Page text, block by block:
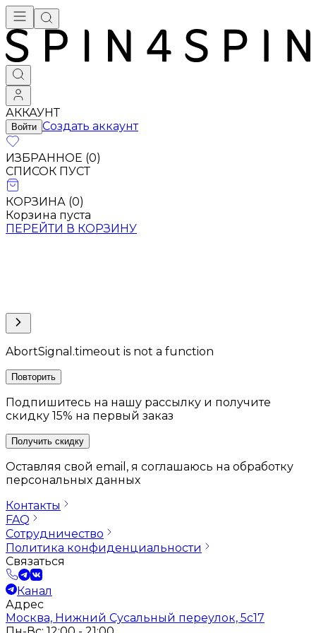
АККАУНТ
Войти Создать аккаунт
ИЗБРАННОЕ (0)
СПИСОК ПУСТ
КОРЗИНА (0)
Корзина пуста
ПЕРЕЙТИ В КОРЗИНУ
AbortSignal.timeout is not a function
Повторить
Подпишитесь на нашу рассылку и получите
скидку 15% на первый заказ
Получить скидку
Оставляя свой email, я соглашаюсь на обработку
персональных данных
Контакты
FAQ
Сотрудничество
Политика конфиденциальности
Связаться
Канал
Адрес
Москва, Нижний Сусальный переулок, 5с17